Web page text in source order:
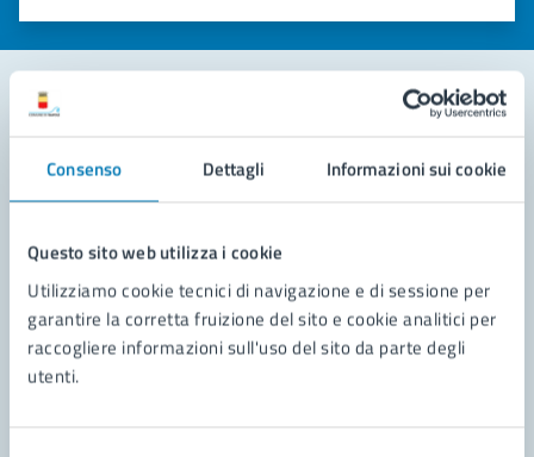
Consenso Dettagli Informazioni sui cookie
Questo sito web utilizza i cookie
Utilizziamo cookie tecnici di navigazione e di sessione per
garantire la corretta fruizione del sito e cookie analitici per
raccogliere informazioni sull'uso del sito da parte degli
utenti.
Valuta 5 stelle su 5
Valuta 4 stelle su 5
Valuta 3 stelle su 5
Valuta 2 stelle su 5
Valuta 1 stelle su 5
Leggi le domande frequenti
Richiedi assistenza
Prenota appuntamento
Problemi in città